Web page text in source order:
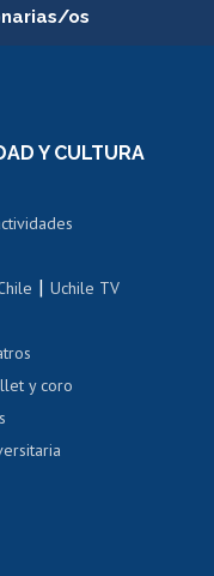
os
movilidad interna
de renta
de renta
correo uchile
sexual y violencia
Y CULTURA
|Uchile TV
y coro